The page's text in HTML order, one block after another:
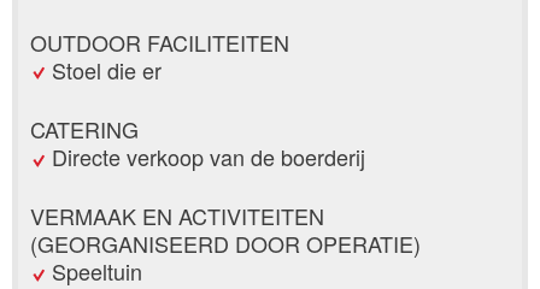
OUTDOOR FACILITEITEN
Stoel die er
CATERING
Directe verkoop van de boerderij
VERMAAK EN ACTIVITEITEN
(GEORGANISEERD DOOR OPERATIE)
Speeltuin